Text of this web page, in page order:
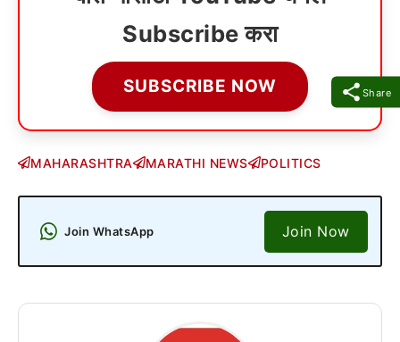
Share
Subscribe करा
SUBSCRIBE NOW
MAHARASHTRA MARATHI NEWS POLITICS
Join WhatsApp Join Now